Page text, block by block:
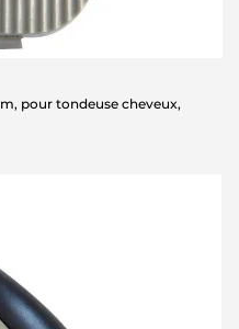
pour tondeuse cheveux,